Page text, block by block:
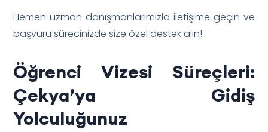
Hemen uzman danışmanlarımızla iletişime geçin ve
başvuru sürecinizde size özel destek alın!
Öğrenci Vizesi Süreçleri:
Çekya’ya Gidiş
Yolculuğunuz